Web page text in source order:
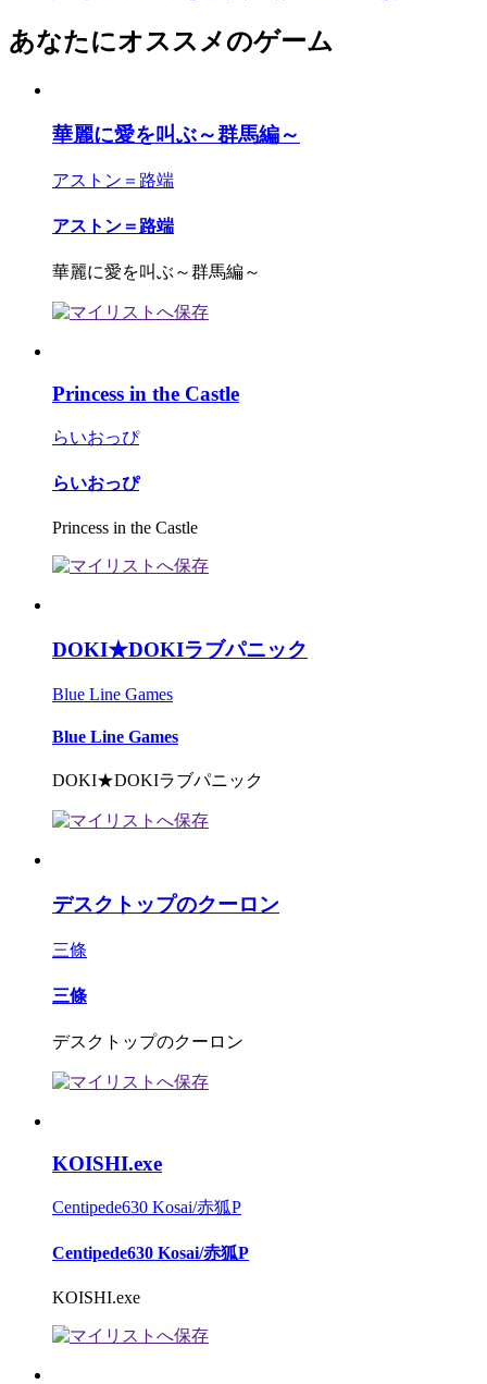
あなたにオススメのゲーム
華麗に愛を叫ぶ～群馬編～
アストン＝路端
アストン＝路端
華麗に愛を叫ぶ～群馬編～
Princess in the Castle
らいおっぴ
らいおっぴ
Princess in the Castle
DOKI★DOKIラブパニック
Blue Line Games
Blue Line Games
DOKI★DOKIラブパニック
デスクトップのクーロン
三條
三條
デスクトップのクーロン
KOISHI.exe
Centipede630 Kosai/赤狐P
Centipede630 Kosai/赤狐P
KOISHI.exe